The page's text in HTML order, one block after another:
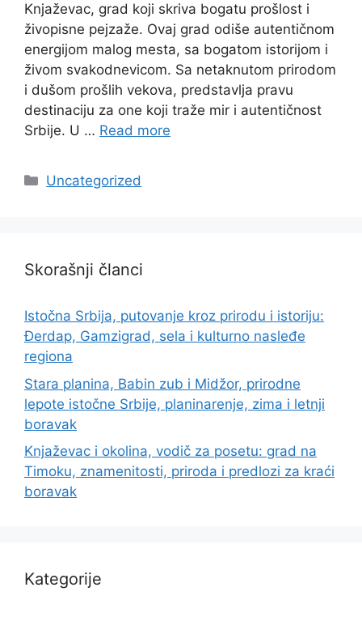
Knjaževac, grad koji skriva bogatu prošlost i
živopisne pejzaže. Ovaj grad odiše autentičnom
energijom malog mesta, sa bogatom istorijom i
živom svakodnevicom. Sa netaknutom prirodom
i dušom prošlih vekova, predstavlja pravu
destinaciju za one koji traže mir i autentičnost
Srbije. U … Read more
Categories
Uncategorized
Skorašnji članci
Istočna Srbija, putovanje kroz prirodu i istoriju:
Đerdap, Gamzigrad, sela i kulturno nasleđe
regiona
Stara planina, Babin zub i Midžor, prirodne
lepote istočne Srbije, planinarenje, zima i letnji
boravak
Knjaževac i okolina, vodič za posetu: grad na
Timoku, znamenitosti, priroda i predlozi za kraći
boravak
Kategorije